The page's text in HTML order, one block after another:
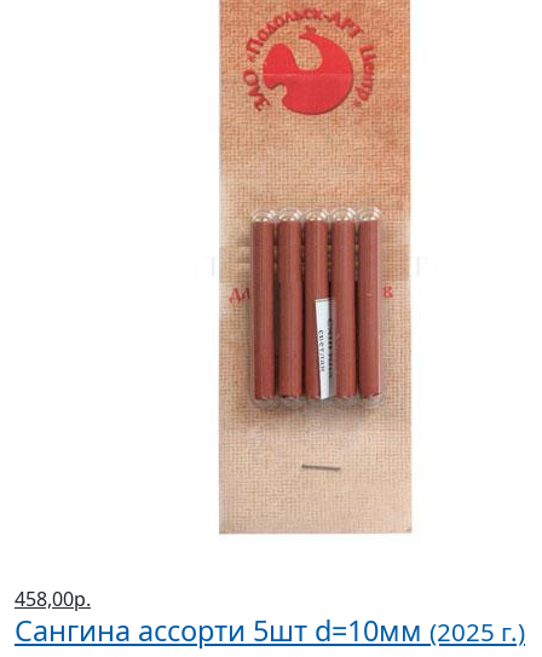
458,00р.
Сангина ассорти 5шт d=10мм (2025 г.)